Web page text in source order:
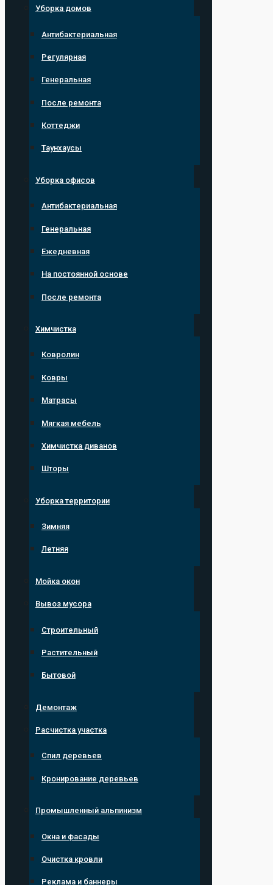
Уборка домов
Антибактериальная
Регулярная
Генеральная
После ремонта
Коттеджи
Таунхаусы
Уборка офисов
Антибактериальная
Генеральная
Ежедневная
На постоянной основе
После ремонта
Химчистка
Ковролин
Ковры
Матрасы
Мягкая мебель
Химчистка диванов
Шторы
Уборка территории
Зимняя
Летняя
Мойка окон
Вывоз мусора
Строительный
Растительный
Бытовой
Демонтаж
Расчистка участка
Спил деревьев
Кронирование деревьев
Промышленный альпинизм
Окна и фасады
Очистка кровли
Реклама и баннеры